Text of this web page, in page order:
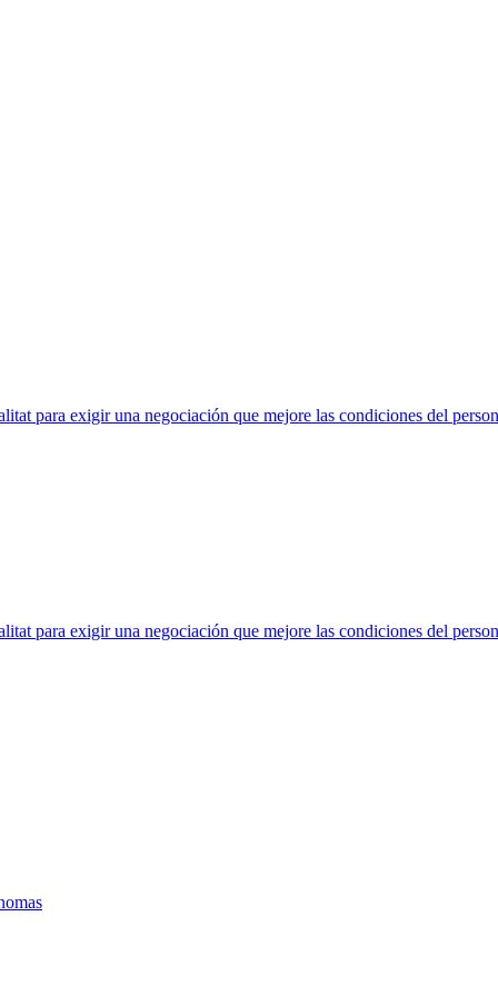
para exigir una negociación que mejore las condiciones del
para exigir una negociación que mejore las condiciones del